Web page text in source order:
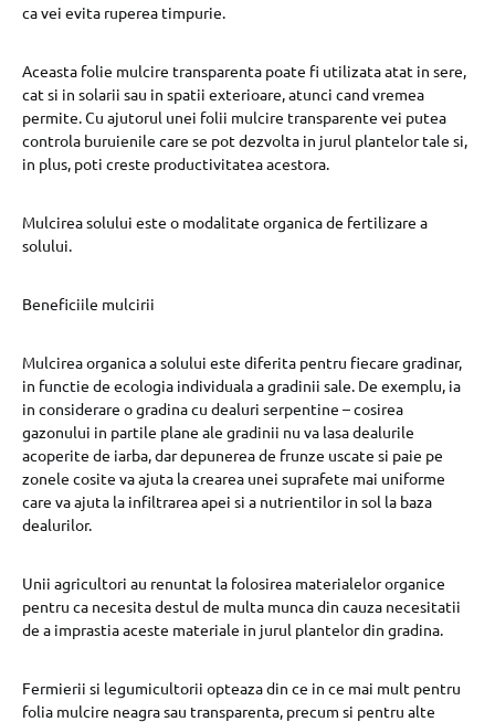
ca vei evita ruperea timpurie.
Aceasta folie mulcire transparenta poate fi utilizata atat in sere,
cat si in solarii sau in spatii exterioare, atunci cand vremea
permite. Cu ajutorul unei folii mulcire transparente vei putea
controla buruienile care se pot dezvolta in jurul plantelor tale si,
in plus, poti creste productivitatea acestora.
Mulcirea solului este o modalitate organica de fertilizare a
solului.
Beneficiile mulcirii
Mulcirea organica a solului este diferita pentru fiecare gradinar,
in functie de ecologia individuala a gradinii sale. De exemplu, ia
in considerare o gradina cu dealuri serpentine – cosirea
gazonului in partile plane ale gradinii nu va lasa dealurile
acoperite de iarba, dar depunerea de frunze uscate si paie pe
zonele cosite va ajuta la crearea unei suprafete mai uniforme
care va ajuta la infiltrarea apei si a nutrientilor in sol la baza
dealurilor.
Unii agricultori au renuntat la folosirea materialelor organice
pentru ca necesita destul de multa munca din cauza necesitatii
de a imprastia aceste materiale in jurul plantelor din gradina.
Fermierii si legumicultorii opteaza din ce in ce mai mult pentru
folia mulcire neagra sau transparenta, precum si pentru alte